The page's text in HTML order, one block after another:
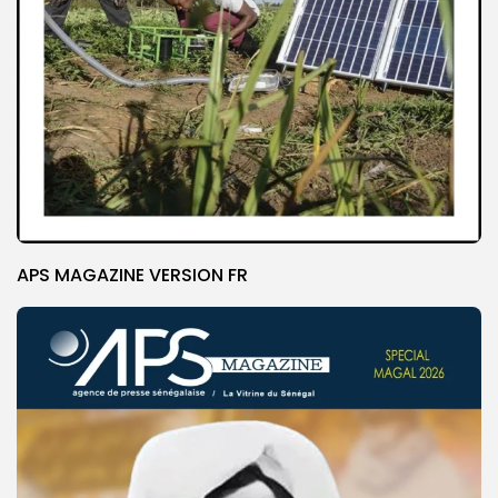
APS MAGAZINE VERSION FR